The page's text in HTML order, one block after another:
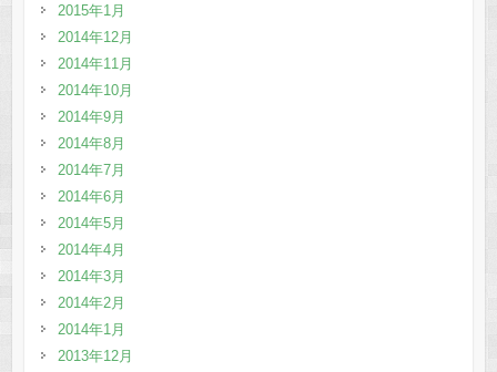
2015年1月
2014年12月
2014年11月
2014年10月
2014年9月
2014年8月
2014年7月
2014年6月
2014年5月
2014年4月
2014年3月
2014年2月
2014年1月
2013年12月